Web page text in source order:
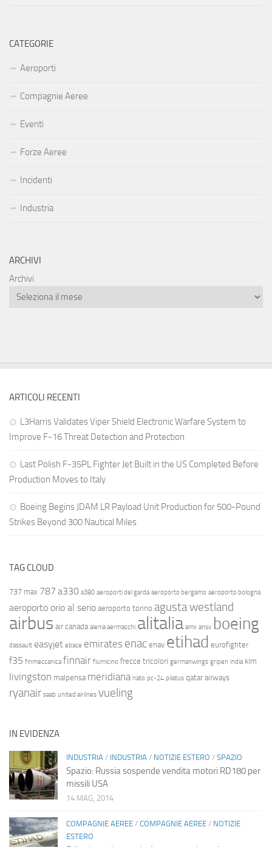
CATEGORIE
Aeroporti
Compagnie Aeree
Eventi
Forze Aeree
Incidenti
Industria
ARCHIVI
Archivi
ARTICOLI RECENTI
L3Harris Validates Viper Shield Electronic Warfare System to
Improve F-16 Threat Detection and Protection
Last Polish F-35PL Fighter Jet Built in the US Completed Before
Production Moves to Italy
Boeing Begins JDAM LR Payload Unit Production for 500-Pound
Strikes Beyond 300 Nautical Miles
TAG CLOUD
737 max 787 a330 a380 aeroporti del garda aeroporto bergamo aeroporto bologna
aeroporto orio al serio aeroporto torino agusta westland
airbus air canada alenia aermacchi alitalia amx ansv boeing
dassault easyjet ebace emirates enac enav etihad eurofighter
f35 finmeccanica finnair fiumicino frecce tricolori germanwings gripen india klm
livingston malpensa meridiana nato pc-24 pilatus qatar airways
ryanair saab united airlines vueling
IN EVIDENZA
INDUSTRIA / INDUSTRIA / NOTIZIE ESTERO / SPAZIO
Spazio: Russia sospende vendita motori RD180 per
missili USA
14 MAG, 2014
COMPAGNIE AEREE / COMPAGNIE AEREE / NOTIZIE
ESTERO